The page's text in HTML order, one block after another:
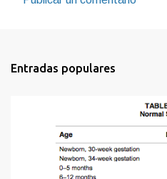
Entradas populares